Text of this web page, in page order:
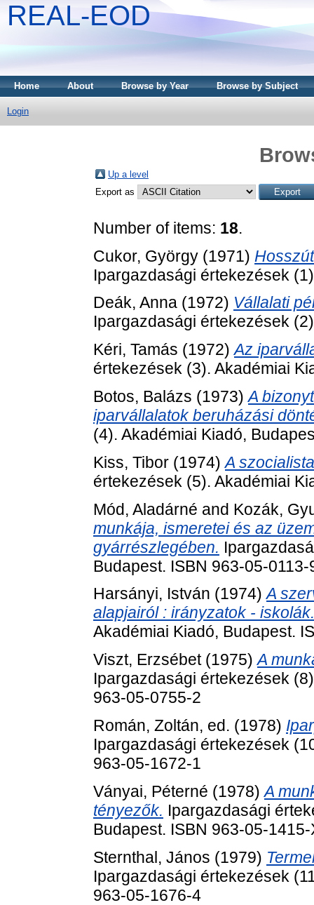
REAL-EOD
Home About Browse by Year Browse by Subject
Login
Up a level
Export as
Number of items: 18.
Cukor, György (1971)
Ipargazdasági értekezések
Deák, Anna (1972) Vállalati
Ipargazdasági értekezések
Kéri, Tamás (1972)Az
értekezések (3). Akadémiai
Botos, Balázs (1973)A
iparvállalatok beruházási
(4). Akadémiai Kiadó,
Kiss, Tibor (1974)A
értekezések (5). Akadémiai
Mód, Aladárné and Kozák,
munkája, ismeretei és az
gyárrészlegében.
Budapest. ISBN 963-05-0113-
Harsányi, István (1974)A
alapjairól : irányzatok - iskolák.
Akadémiai Kiadó, Budapest.
Viszt, Erzsébet(1975)A
Ipargazdasági értekezések
963-05-0755-2
Román, Zoltán, ed. (1978)
Ipargazdasági értekezések
963-05-1672-1
Ványai, Péterné (1978)A
tényezők. Ipargazdasági
Budapest. ISBN 963-05-1415-
Sternthal, János (1979)
Ipargazdasági értekezések
963-05-1676-4